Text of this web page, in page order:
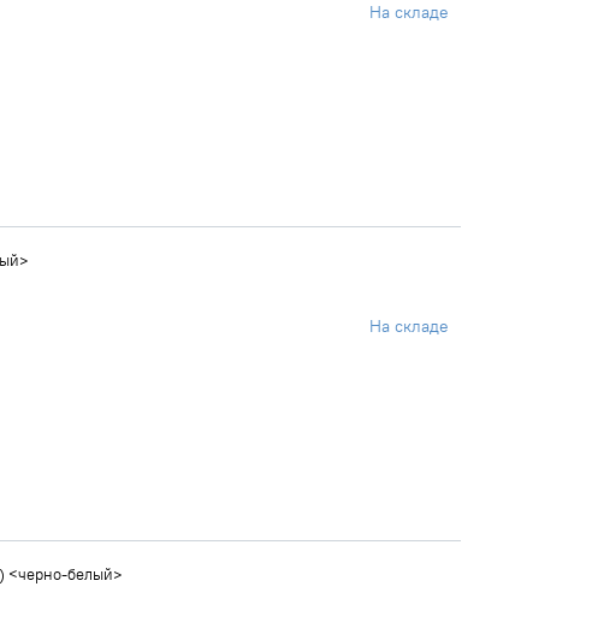
На складе
На складе
<черно-белый>